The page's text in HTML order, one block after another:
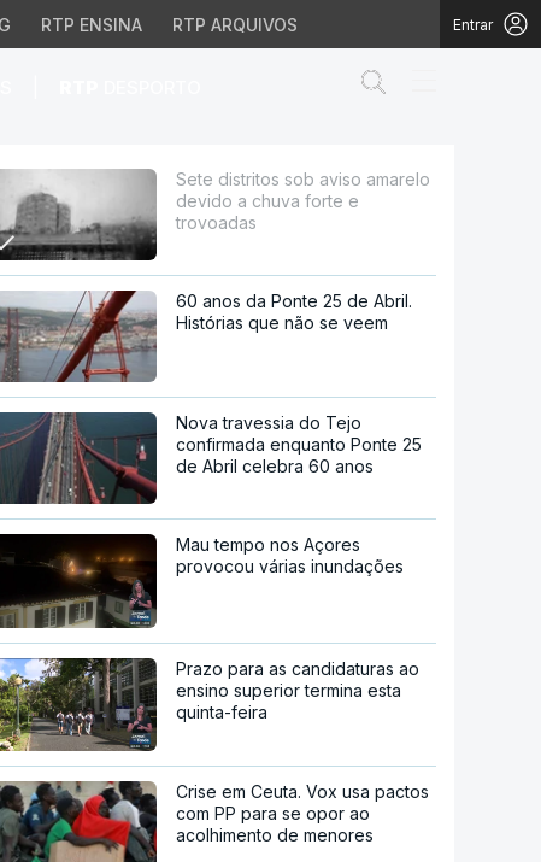
RTP ENSINA RTP ARQUIVOS Entrar
forte e trovoadas
Sete distritos sob aviso amarelo
devido a chuva forte e
trovoadas
60 anos da Ponte 25 de Abril.
Histórias que não se veem
Nova travessia do Tejo
confirmada enquanto Ponte 25
de Abril celebra 60 anos
Mau tempo nos Açores
provocou várias inundações
Prazo para as candidaturas ao
ensino superior termina esta
quinta-feira
Crise em Ceuta. Vox usa pactos
com PP para se opor ao
acolhimento de menores